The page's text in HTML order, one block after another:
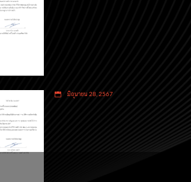
มิถุนายน 28, 2567